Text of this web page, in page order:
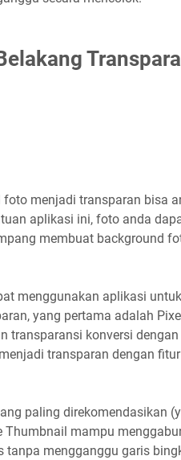
menjadi transparan bisa
aplikasi ini, foto anda
membuat background
menggunakan aplikasi
yang pertama adalah
transparansi konversi
transparan dengan
paling direkomendasikan
Thumbnail mampu
tanpa mengganggu garis